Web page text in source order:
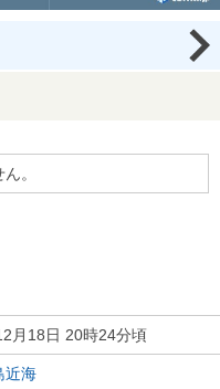
。
月18日 20時24分頃
近海